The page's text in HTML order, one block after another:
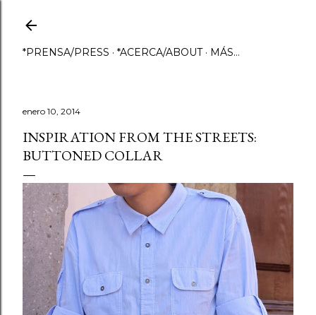
*PRENSA/PRESS *ACERCA/ABOUT MÁS…
enero 10, 2014
INSPIRATION FROM THE STREETS:
BUTTONED COLLAR